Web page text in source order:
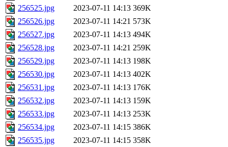
256525.jpg
2023-07-11 14:13 369K
256526.jpg
2023-07-11 14:21 573K
256527.jpg
2023-07-11 14:13 494K
256528.jpg
2023-07-11 14:21 259K
256529.jpg
2023-07-11 14:13 198K
256530.jpg
2023-07-11 14:13 402K
256531.jpg
2023-07-11 14:13 176K
256532.jpg
2023-07-11 14:13 159K
256533.jpg
2023-07-11 14:13 253K
256534.jpg
2023-07-11 14:15 386K
256535.jpg
2023-07-11 14:15 358K